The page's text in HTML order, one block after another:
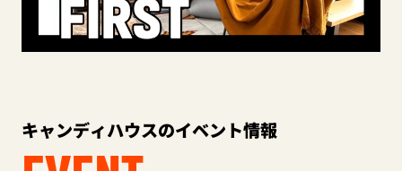
キャンディハウスのイベント情報